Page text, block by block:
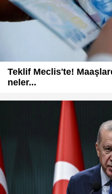
Teklif Meclis'te!
neler...